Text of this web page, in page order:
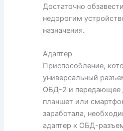
Достаточно
недорогим
назначения.
Адаптер
Приспособление,
универсальный
ОБД-2 и передающее
планшет или
заработала,
адаптер к ОБД-